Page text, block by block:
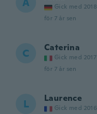
Gick med 2018
för 7 år sen
C Caterina
Gick med 2017
för 7 år sen
L Laurence
Gick med 2016